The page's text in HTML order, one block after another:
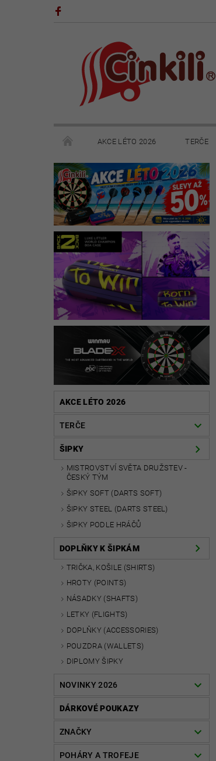
AKCE LÉTO 2026 TERČE
POHÁRY A TROFEJE VÝPRODEJ
KONTAKTY NAPIŠTE NÁM
AKCE LÉTO 2026
TERČE
ŠIPKY
MISTROVSTVÍ SVĚTA DRUŽSTEV -
ČESKÝ TÝM
ŠIPKY SOFT (DARTS SOFT)
ŠIPKY STEEL (DARTS STEEL)
ŠIPKY PODLE HRÁČŮ
DOPLŇKY K ŠIPKÁM
TRIČKA, KOŠILE (SHIRTS)
HROTY (POINTS)
NÁSADKY (SHAFTS)
LETKY (FLIGHTS)
DOPLŇKY (ACCESSORIES)
POUZDRA (WALLETS)
DIPLOMY ŠIPKY
NOVINKY 2026
DÁRKOVÉ POUKAZY
ZNAČKY
POHÁRY A TROFEJE